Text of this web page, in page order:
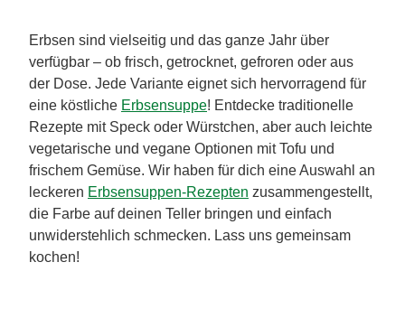
Erbsen sind vielseitig und das ganze Jahr über
verfügbar – ob frisch, getrocknet, gefroren oder aus
der Dose. Jede Variante eignet sich hervorragend für
eine köstliche Erbsensuppe! Entdecke traditionelle
Rezepte mit Speck oder Würstchen, aber auch leichte
vegetarische und vegane Optionen mit Tofu und
frischem Gemüse. Wir haben für dich eine Auswahl an
leckeren Erbsensuppen-Rezepten zusammengestellt,
die Farbe auf deinen Teller bringen und einfach
unwiderstehlich schmecken. Lass uns gemeinsam
kochen!